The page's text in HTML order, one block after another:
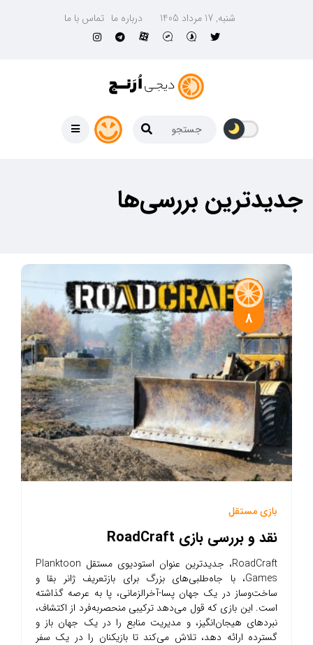
شنبه, 17 مرداد 1405 درباره ما تماس با ما
جدیدترین بررسی‌ها
8
بازی مستقل
نقد و بررسی بازی RoadCraft
RoadCraft، جدیدترین عنوان استودیوی مستقل Planktoon
Games، با جاه‌طلبی‌های بزرگ برای بازتعریف ژانر بقا و
ساخت‌وساز در یک جهان پسا-آخرالزمانی، پا به عرصه گذاشته
است. این بازی که قول می‌دهد ترکیبی منحصربه‌فرد از اکتشاف،
نبردهای هیجان‌انگیز، و مدیریت منابع را در یک جهان باز و
گسترده ارائه دهد، تلاش می‌کند تا بازیکنان را در یک سفر